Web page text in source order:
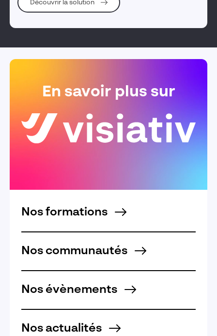
Découvrir la solution
En savoir plus sur
Nos formations
Nos communautés
Nos évènements
Nos actualités